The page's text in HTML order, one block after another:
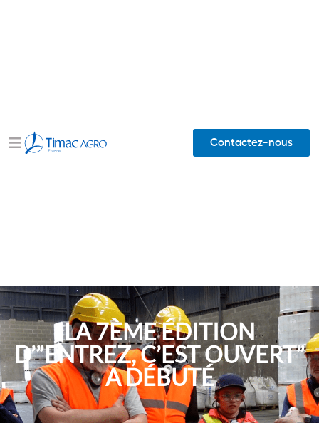
Contactez-nous
LA 7ÈME ÉDITION
D’”ENTREZ, C’EST OUVERT”
A DÉBUTÉ